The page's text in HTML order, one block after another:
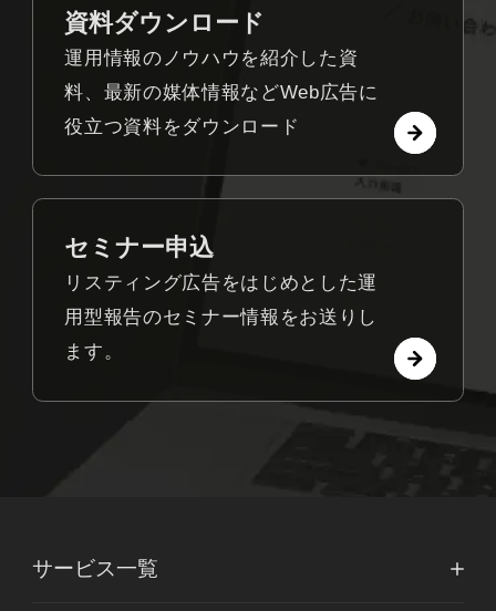
資料ダウンロード
運用情報のノウハウを紹介した資
料、最新の媒体情報などWeb広告に
役立つ資料をダウンロード
セミナー申込
リスティング広告をはじめとした運
用型報告のセミナー情報をお送りし
ます。
サービス一覧